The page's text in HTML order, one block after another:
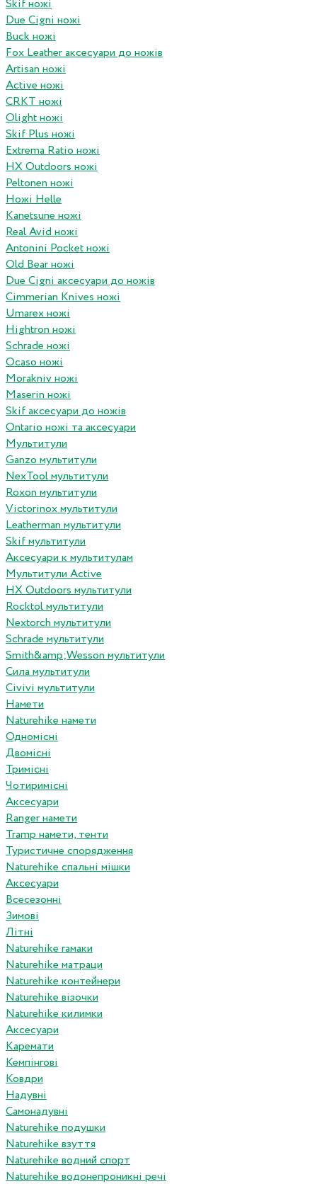
Skif ножі
Due Cigni ножі
Buck ножі
Fox Leather аксесуари до ножів
Artisan ножі
Active ножі
CRKT ножі
Olight ножі
Skif Plus ножі
Extrema Ratio ножі
HX Outdoors ножі
Peltonen ножі
Ножі Helle
Kanetsune ножі
Real Avid ножі
Antonini Pocket ножі
Old Bear ножі
Due Cigni аксесуари до ножів
Cimmerian Knives ножі
Umarex ножі
Hightron ножі
Schrade ножі
Ocaso ножі
Morakniv ножі
Maserin ножі
Skif аксесуари до ножів
Ontario ножі та аксесуари
Мультитули
Ganzo мультитули
NexTool мультитули
Roxon мультитули
Victorinox мультитули
Leatherman мультитули
Skif мультитули
Аксесуари к мультитулам
Мультитули Active
HX Outdoors мультитули
Rocktol мультитули
Nextorch мультитули
Schrade мультитули
Smith&amp;Wesson мультитули
Сила мультитули
Civivi мультитули
Намети
Naturehike намети
Одномісні
Двомісні
Тримісні
Чотиримісні
Аксесуари
Ranger намети
Tramp намети, тенти
Туристичне спорядження
Naturehike спальні мішки
Аксесуари
Всесезонні
Зимові
Літні
Naturehike гамаки
Naturehike матраци
Naturehike контейнери
Naturehike візочки
Naturehike килимки
Аксесуари
Каремати
Кемпінгові
Ковдри
Надувні
Самонадувні
Naturehike подушки
Naturehike взуття
Naturehike водний спорт
Naturehike водонепроникні речі